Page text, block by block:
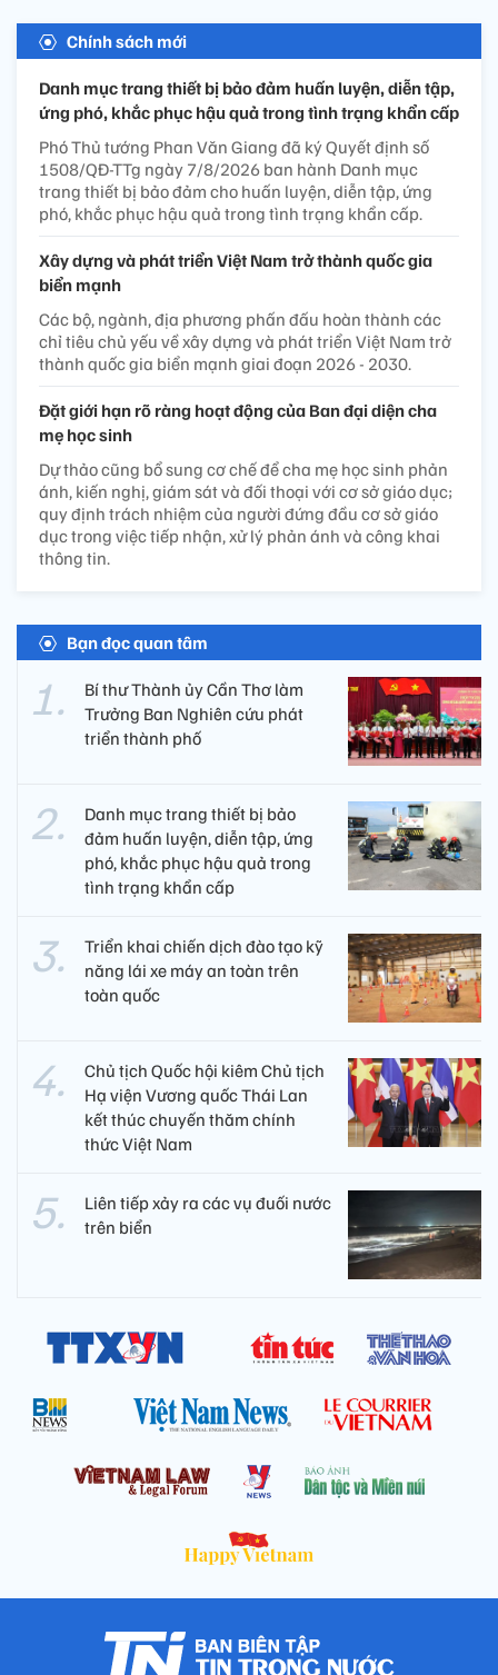
Chính sách mới
Danh mục trang thiết bị bảo đảm huấn luyện, diễn tập,
ứng phó, khắc phục hậu quả trong tình trạng khẩn cấp
Phó Thủ tướng Phan Văn Giang đã ký Quyết định số
1508/QĐ-TTg ngày 7/8/2026 ban hành Danh mục
trang thiết bị bảo đảm cho huấn luyện, diễn tập, ứng
phó, khắc phục hậu quả trong tình trạng khẩn cấp.
Xây dựng và phát triển Việt Nam trở thành quốc gia
biển mạnh
Các bộ, ngành, địa phương phấn đấu hoàn thành các
chỉ tiêu chủ yếu về xây dựng và phát triển Việt Nam trở
thành quốc gia biển mạnh giai đoạn 2026 - 2030.
Đặt giới hạn rõ ràng hoạt động của Ban đại diện cha
mẹ học sinh
Dự thảo cũng bổ sung cơ chế để cha mẹ học sinh phản
ánh, kiến nghị, giám sát và đối thoại với cơ sở giáo dục;
quy định trách nhiệm của người đứng đầu cơ sở giáo
dục trong việc tiếp nhận, xử lý phản ánh và công khai
thông tin.
Bạn đọc quan tâm
Bí thư Thành ủy Cần Thơ làm
Trưởng Ban Nghiên cứu phát
triển thành phố
Danh mục trang thiết bị bảo
đảm huấn luyện, diễn tập, ứng
phó, khắc phục hậu quả trong
tình trạng khẩn cấp
Triển khai chiến dịch đào tạo kỹ
năng lái xe máy an toàn trên
toàn quốc
Chủ tịch Quốc hội kiêm Chủ tịch
Hạ viện Vương quốc Thái Lan
kết thúc chuyến thăm chính
thức Việt Nam
Liên tiếp xảy ra các vụ đuối nước
trên biển